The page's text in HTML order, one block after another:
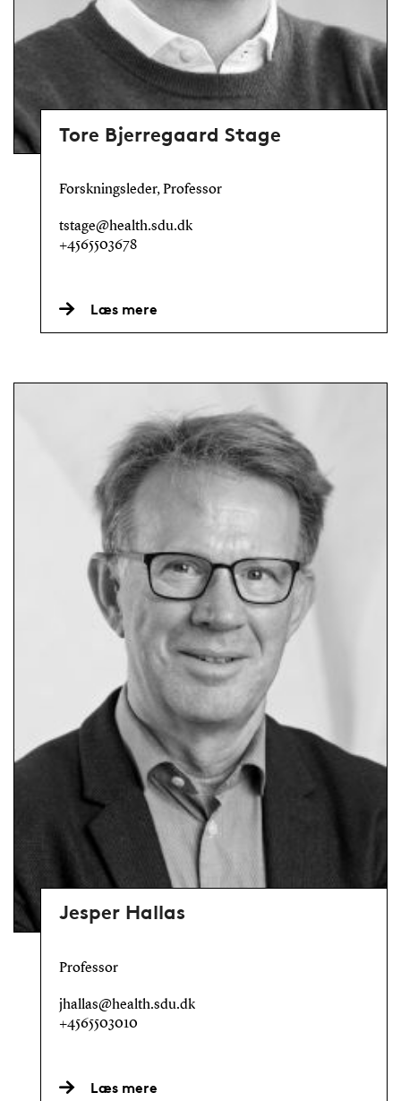
Tore Bjerregaard Stage
Forskningsleder, Professor
tstage@health.sdu.dk
+4565503678
Læs mere
Jesper Hallas
Professor
jhallas@health.sdu.dk
+4565503010
Læs mere